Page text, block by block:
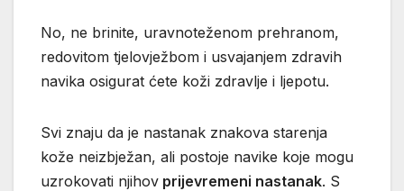
No, ne brinite, uravnoteženom prehranom,
redovitom tjelovježbom i usvajanjem zdravih
navika osigurat ćete koži zdravlje i ljepotu.
Svi znaju da je nastanak znakova starenja
kože neizbježan, ali postoje navike koje mogu
uzrokovati njihov prijevremeni nastanak. S